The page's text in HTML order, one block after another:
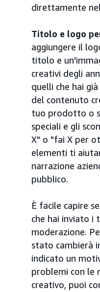
direttamente
Titolo e logo
aggiungere il
titolo e
creativi degli
quelli che hai
del contenuto
tuo prodotto o
speciali e gli
X" o "fai X per
elementi ti
narrazione
pubblico.
È facile capire
che hai inviato i
moderazione.
stato cambierà
indicato un
problemi con le
creativo, puoi